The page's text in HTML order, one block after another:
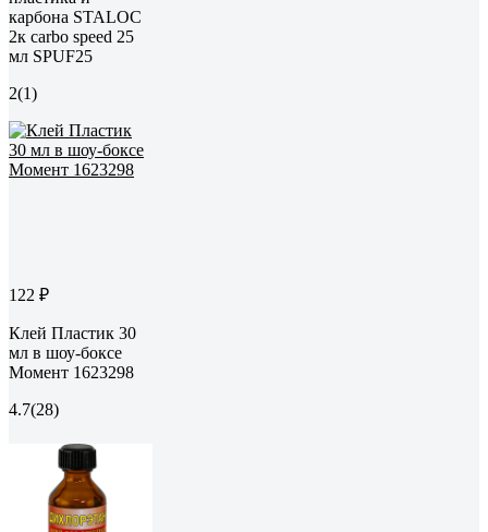
карбона STALOC
2к carbo speed 25
мл SPUF25
2(1)
122 ₽
Клей Пластик 30
мл в шоу-боксе
Момент 1623298
4.7(28)